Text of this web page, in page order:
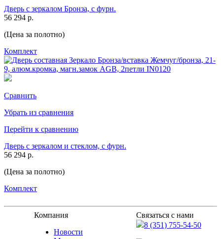
Дверь с зеркалом Бронза, с фурн.
56 294 р.
(Цена за полотно)
Комплект
Сравнить
Убрать из сравнения
Перейти к сравнению
Дверь с зеркалом и стеклом, с фурн.
56 294 р.
(Цена за полотно)
Комплект
Компания
Новости
Связаться с нами
8 (351) 755-54-50